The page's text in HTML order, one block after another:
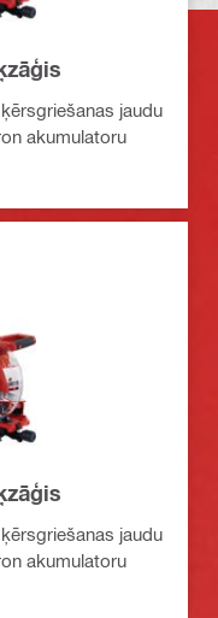
jaudu
akumulatoru
jaudu
akumulatoru